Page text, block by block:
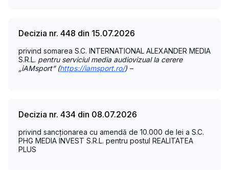
Decizia nr. 448 din 15.07.2026
privind somarea S.C. INTERNATIONAL ALEXANDER MEDIA
S.R.L. pentru serviciul media audiovizual la cerere
„iAMsport” (https://iamsport.ro/) –
Decizia nr. 434 din 08.07.2026
privind sancționarea cu amendă de 10.000 de lei a S.C.
PHG MEDIA INVEST S.R.L. pentru postul REALITATEA
PLUS